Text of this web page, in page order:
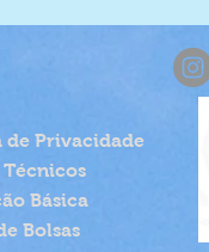
de Privacidade
Técnicos
Básica
Bolsas